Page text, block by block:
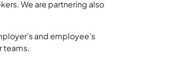
. We are partnering also
and employee’s
teams.